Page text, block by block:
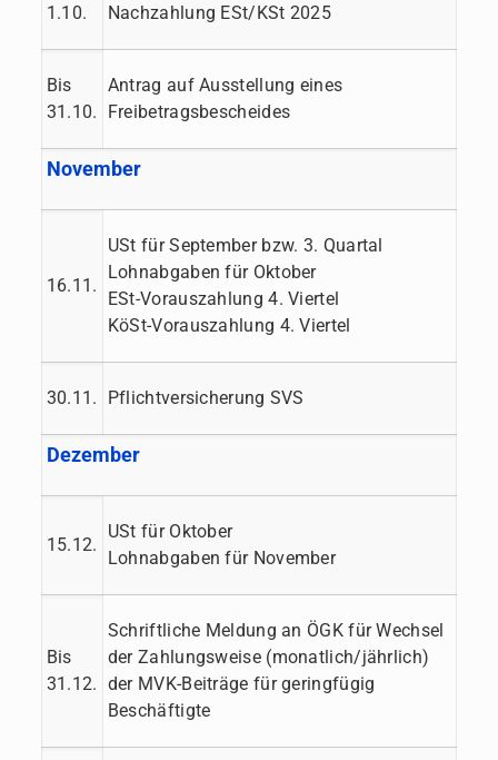
1.10.
Nachzahlung ESt/KSt 2025
Bis
31.10.
Antrag auf Ausstellung eines
Freibetragsbescheides
November
16.11.
USt für September bzw. 3. Quartal
Lohnabgaben für Oktober
ESt-Vorauszahlung 4. Viertel
KöSt-Vorauszahlung 4. Viertel
30.11. Pflichtversicherung SVS
Dezember
15.12.
USt für Oktober
Lohnabgaben für November
Bis
31.12.
Schriftliche Meldung an ÖGK für Wechsel
der Zahlungsweise (monatlich/jährlich)
der MVK-Beiträge für geringfügig
Beschäftigte